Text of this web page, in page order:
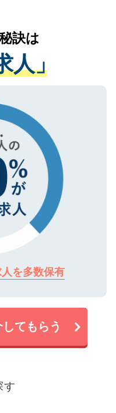
についての厳密な
者のみに付与され
を取得済みです。
ご安心ください。
機関の状況や紹介
切なアドバイスを
ぐにご転職をされ
ポートが可能です
さい。
訣は
人」
を多数保有
てもらう
す